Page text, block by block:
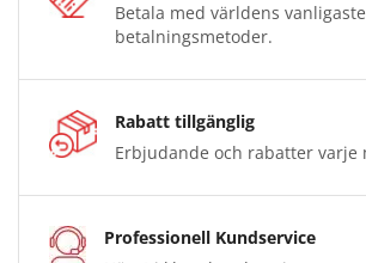
Betala med världens vanligaste
betalningsmetoder.
Rabatt tillgänglig
Erbjudande och rabatter varje
Professionell Kundservice